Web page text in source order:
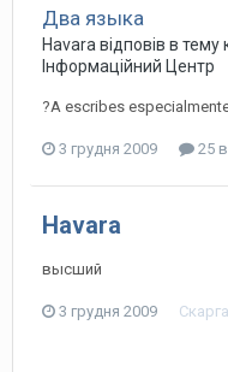
Два языка
Havara відповів в тему
Інформаційний Центр
?А escribes
3 грудня 2009 25
Havara
высший
3 грудня 2009 Скарга